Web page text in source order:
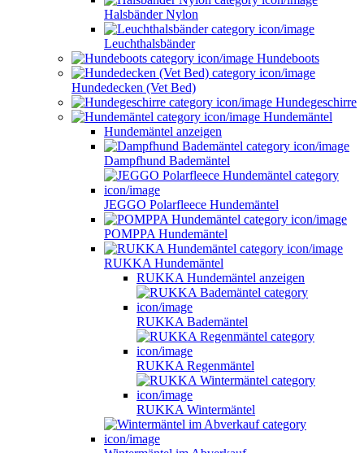
Halsbänder Nylon
Leuchthalsbänder
Hundeboots
Hundedecken (Vet Bed)
Hundegeschirre
Hundemäntel
Hundemäntel anzeigen
Dampfhund Bademäntel
JEGGO Polarfleece Hundemäntel
POMPPA Hundemäntel
RUKKA Hundemäntel
RUKKA Hundemäntel anzeigen
RUKKA Bademäntel
RUKKA Regenmäntel
RUKKA Wintermäntel